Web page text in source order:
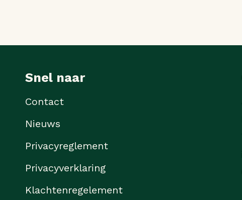
Snel naar
Contact
Nieuws
Privacyreglement
Privacyverklaring
Klachtenregelement